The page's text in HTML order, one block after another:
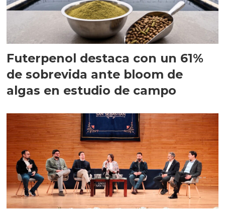
Futerpenol destaca con un 61%
de sobrevida ante bloom de
algas en estudio de campo